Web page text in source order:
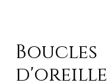
Boucles